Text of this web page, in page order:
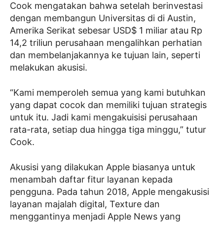
Cook mengatakan bahwa setelah berinvestasi
dengan membangun Universitas di di Austin,
Amerika Serikat sebesar USD$ 1 miliar atau Rp
14,2 triliun perusahaan mengalihkan perhatian
dan membelanjakannya ke tujuan lain, seperti
melakukan akusisi.
“Kami memperoleh semua yang kami butuhkan
yang dapat cocok dan memiliki tujuan strategis
untuk itu. Jadi kami mengakuisisi perusahaan
rata-rata, setiap dua hingga tiga minggu,” tutur
Cook.
Akusisi yang dilakukan Apple biasanya untuk
menambah daftar fitur layanan kepada
pengguna. Pada tahun 2018, Apple mengakusisi
layanan majalah digital, Texture dan
menggantinya menjadi Apple News yang